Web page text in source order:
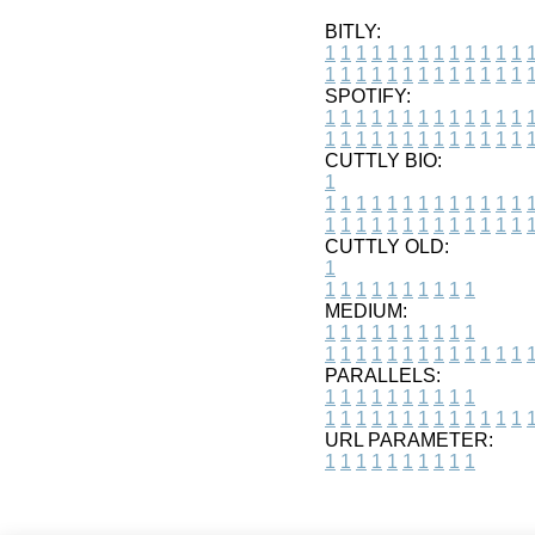
BITLY:
1 1 1 1 1 1 1 1 1 1 1 1 1 1
1 1 1 1 1 1 1 1 1 1 1 1 1 1
SPOTIFY:
1 1 1 1 1 1 1 1 1 1 1 1 1 1
1 1 1 1 1 1 1 1 1 1 1 1 1 1
CUTTLY BIO:
1
1 1 1 1 1 1 1 1 1 1 1 1 1 1
1 1 1 1 1 1 1 1 1 1 1 1 1 1
CUTTLY OLD:
1
1 1 1 1 1 1 1 1 1 1
MEDIUM:
1 1 1 1 1 1 1 1 1 1
1 1 1 1 1 1 1 1 1 1 1 1 1 1
PARALLELS:
1 1 1 1 1 1 1 1 1 1
1 1 1 1 1 1 1 1 1 1 1 1 1 1
URL PARAMETER:
1 1 1 1 1 1 1 1 1 1